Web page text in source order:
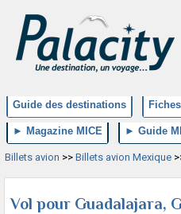
Guide des destinations
► Magazine MICE ► Guide
Billets avion >> Billets avion Mexique
Vol pour Guadalajara,